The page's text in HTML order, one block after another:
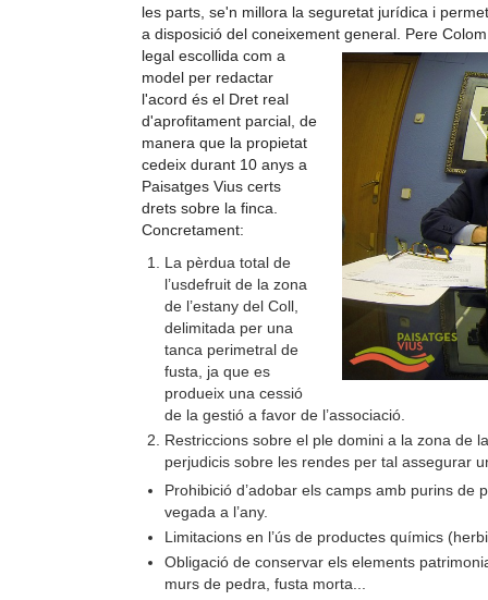
les parts, se'n millora la seguretat jurídica i
a disposició del coneixement general. Pere
legal escollida com a
model per redactar
l'acord és el Dret real
d'aprofitament parcial, de
manera que la propietat
cedeix durant 10 anys a
Paisatges Vius certs
drets sobre la finca.
Concretament:
La pèrdua total de
l’usdefruit de la zona
de l’estany del Coll,
delimitada per una
tanca perimetral de
fusta, ja que es
produeix una cessió
de la gestió a favor de l’associació.
Restriccions sobre el ple domini a la zona de
perjudicis sobre les rendes per tal assegurar
Prohibició d’adobar els camps amb purins
vegada a l’any.
Limitacions en l’ús de productes químics
Obligació de conservar els elements
murs de pedra, fusta morta...